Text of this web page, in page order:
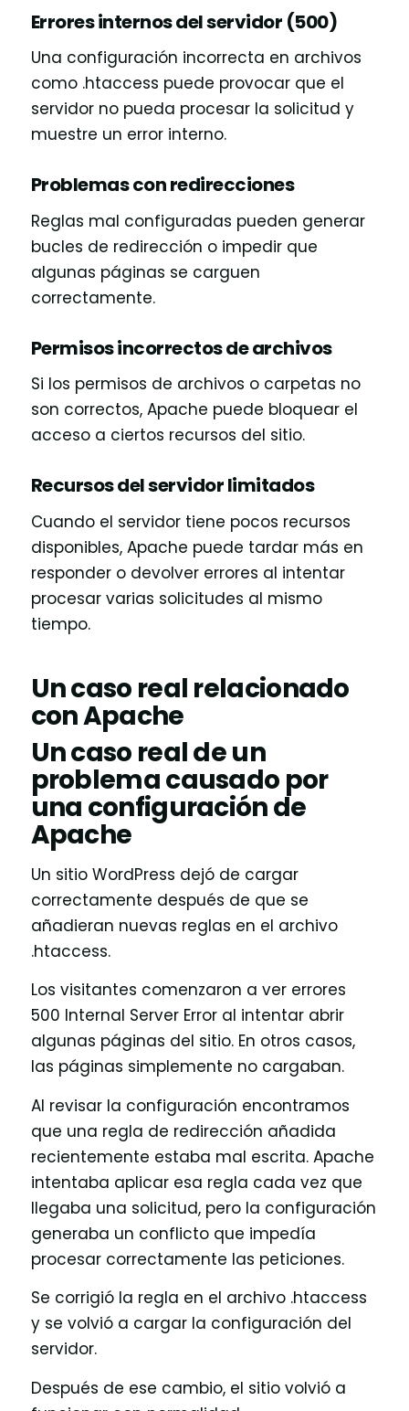
Errores internos del servidor (500)
Una configuración incorrecta en archivos
como .htaccess puede provocar que el
servidor no pueda procesar la solicitud y
muestre un error interno.
Problemas con redirecciones
Reglas mal configuradas pueden generar
bucles de redirección o impedir que
algunas páginas se carguen
correctamente.
Permisos incorrectos de archivos
Si los permisos de archivos o carpetas no
son correctos, Apache puede bloquear el
acceso a ciertos recursos del sitio.
Recursos del servidor limitados
Cuando el servidor tiene pocos recursos
disponibles, Apache puede tardar más en
responder o devolver errores al intentar
procesar varias solicitudes al mismo
tiempo.
Un caso real relacionado
con Apache
Un caso real de un
problema causado por
una configuración de
Apache
Un sitio WordPress dejó de cargar
correctamente después de que se
añadieran nuevas reglas en el archivo
.htaccess.
Los visitantes comenzaron a ver errores
500 Internal Server Error al intentar abrir
algunas páginas del sitio. En otros casos,
las páginas simplemente no cargaban.
Al revisar la configuración encontramos
que una regla de redirección añadida
recientemente estaba mal escrita. Apache
intentaba aplicar esa regla cada vez que
llegaba una solicitud, pero la configuración
generaba un conflicto que impedía
procesar correctamente las peticiones.
Se corrigió la regla en el archivo .htaccess
y se volvió a cargar la configuración del
servidor.
Después de ese cambio, el sitio volvió a